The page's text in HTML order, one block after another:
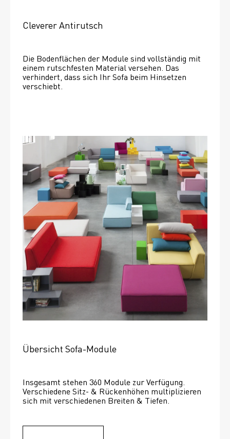
Cleverer Antirutsch
Die Bodenflächen der Module sind vollständig mit
einem rutschfesten Material versehen. Das
verhindert, dass sich Ihr Sofa beim Hinsetzen
verschiebt.
Übersicht Sofa-Module
Insgesamt stehen 360 Module zur Verfügung.
Verschiedene Sitz- & Rückenhöhen multiplizieren
sich mit verschiedenen Breiten & Tiefen.